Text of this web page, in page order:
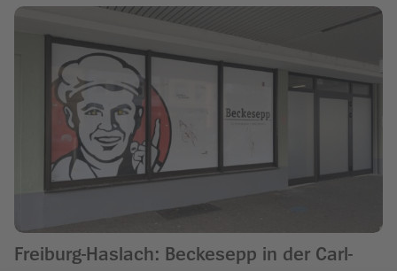
Freiburg-Haslach: Beckesepp in der Carl-